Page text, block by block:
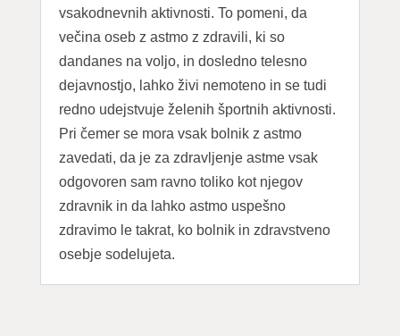
vsakodnevnih aktivnosti. To pomeni, da
večina oseb z astmo z zdravili, ki so
dandanes na voljo, in dosledno telesno
dejavnostjo, lahko živi nemoteno in se tudi
redno udejstvuje želenih športnih aktivnosti.
Pri čemer se mora vsak bolnik z astmo
zavedati, da je za zdravljenje astme vsak
odgovoren sam ravno toliko kot njegov
zdravnik in da lahko astmo uspešno
zdravimo le takrat, ko bolnik in zdravstveno
osebje sodelujeta.